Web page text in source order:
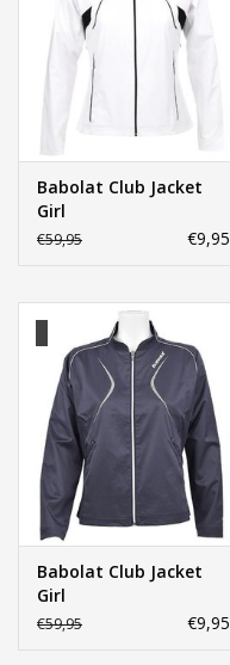
Babolat Club Jacket
Girl
€59,95 €9,95
Babolat Club Jacket
Girl
€59,95 €9,95